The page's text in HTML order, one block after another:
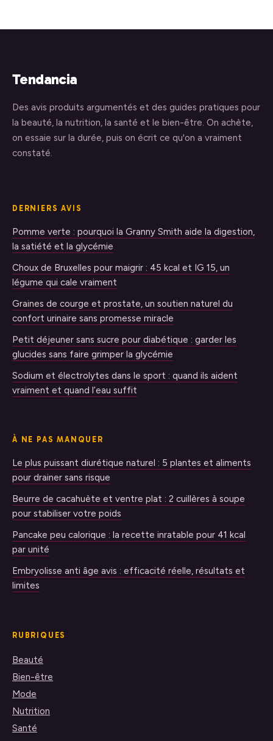
assiettes
vos assiettes
Tendancia
Des avis produits argumentés et des guides pratiques pour
la beauté, la nutrition, la santé et le bien-être. On achète,
on essaie sur la durée, puis on écrit ce qu'on a vraiment
constaté.
DERNIERS AVIS
Pomme verte : pourquoi la Granny Smith aide la digestion,
la satiété et la glycémie
Choux de Bruxelles pour maigrir : 45 kcal et IG 15, un
légume qui cale vraiment
Graines de courge et prostate, un soutien naturel du
confort urinaire sans promesse miracle
Petit déjeuner sans sucre pour diabétique : garder les
glucides sans faire grimper la glycémie
Sodium et électrolytes dans le sport : quand ils aident
vraiment et quand l’eau suffit
À NE PAS MANQUER
Le plus puissant diurétique naturel : 5 plantes et aliments
pour drainer sans risque
Beurre de cacahuète et ventre plat : 2 cuillères à soupe
pour stabiliser votre poids
Pancake peu calorique : la recette inratable pour 41 kcal
par unité
Embryolisse anti âge avis : efficacité réelle, résultats et
limites
RUBRIQUES
Beauté
Bien-être
Mode
Nutrition
Santé